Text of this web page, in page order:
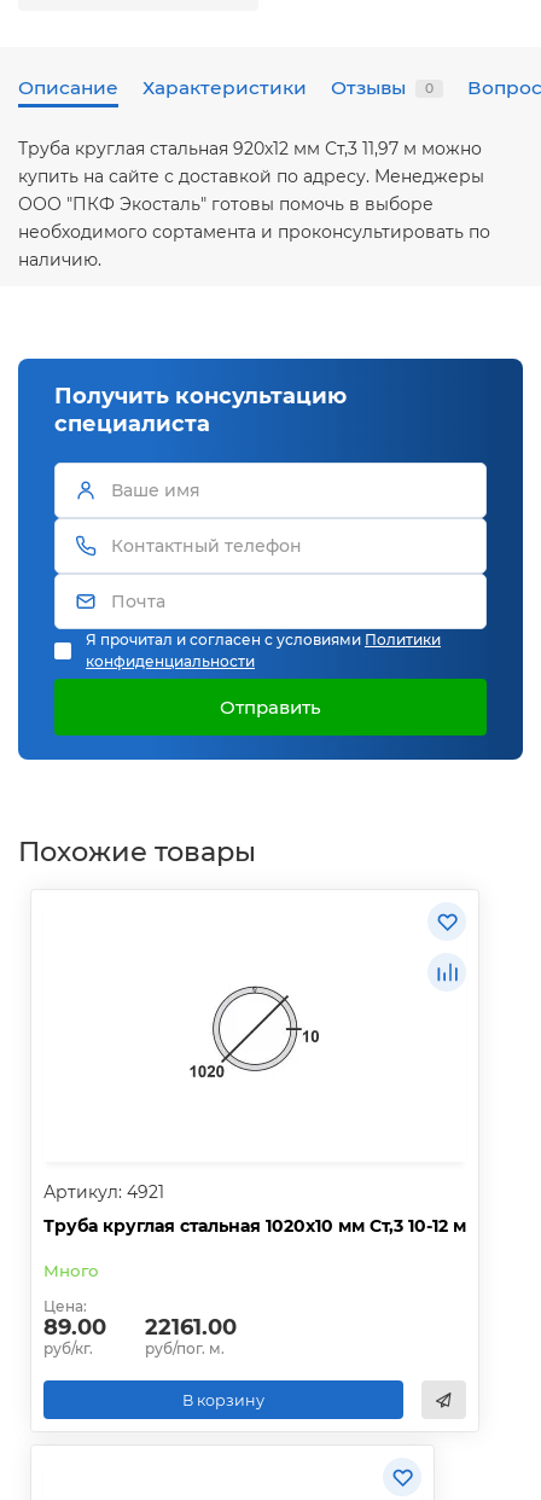
Описание Характеристики Отзывы 0
Труба круглая стальная 920х12 мм Ст,3 11,97 м можно
купить на сайте с доставкой по адресу. Менеджеры
ООО "ПКФ Экосталь" готовы помочь в выборе
необходимого сортамента и проконсультировать по
наличию.
Получить консультацию
специалиста
Я прочитал и согласен с условиями Политики
конфиденциальности
Отправить
Похожие товары
Артикул: 4921
Труба круглая стальная 1020х10 мм Ст,3 10-12 м
Много
Цена:
89.00
руб/кг.
22161.00
руб/пог. м.
В корзину